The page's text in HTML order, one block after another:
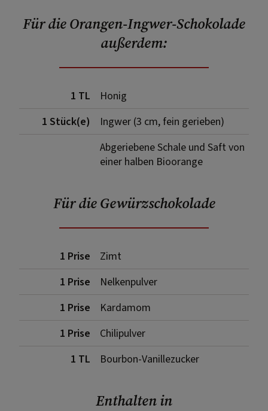
Für die Orangen-Ingwer-Schokolade
außerdem:
1 TL
Honig
1 Stück(e)
Ingwer (3 cm, fein gerieben)
Abgeriebene Schale und Saft von
einer halben Bioorange
Für die Gewürzschokolade
1 Prise
Zimt
1 Prise
Nelkenpulver
1 Prise
Kardamom
1 Prise
Chilipulver
1 TL
Bourbon-Vanillezucker
Enthalten in